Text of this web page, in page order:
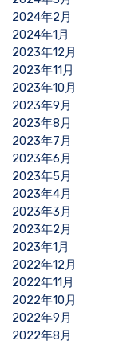
2024年2月
2024年1月
2023年12月
2023年11月
2023年10月
2023年9月
2023年8月
2023年7月
2023年6月
2023年5月
2023年4月
2023年3月
2023年2月
2023年1月
2022年12月
2022年11月
2022年10月
2022年9月
2022年8月